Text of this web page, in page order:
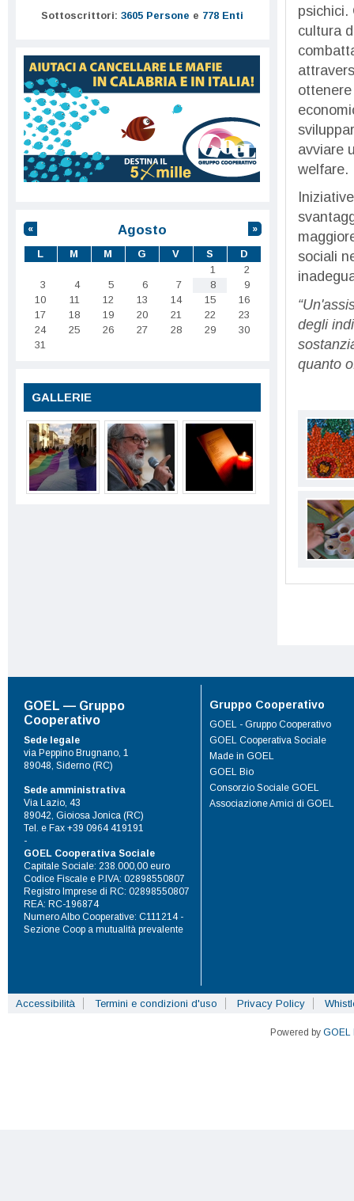
psichici.
cultura
avviare
welfare.
sociali
degli
quanto
Sottoscrittori: 3605 Persone e 778 Enti
Agosto
« »
L M M G V S
D
1
2
3
4 5 6 7 8
9
10
11 12 13 14 15
16
17
18 19 20 21 22
23
24
25 26 27 28 29
30
31
GALLERIE
GOEL — Gruppo
Cooperativo
Sede legale
via Peppino Brugnano, 1
89048, Siderno (RC)
Sede amministrativa
Via Lazio, 43
89042, Gioiosa Jonica (RC)
Tel. e Fax +39 0964 419191
-
GOEL Cooperativa Sociale
Capitale Sociale: 238.000,00 euro
Codice Fiscale e P.IVA: 02898550807
Registro Imprese di RC: 02898550807
REA: RC-196874
Numero Albo Cooperative: C111214 -
Sezione Coop a mutualità prevalente
Gruppo Cooperativo
GOEL - Gruppo Cooperativo
GOEL Cooperativa Sociale
Made in GOEL
GOEL Bio
Consorzio Sociale GOEL
Associazione Amici di GOEL
Accessibilità Termini e condizioni d'uso Privacy Policy
Powered by GOEL